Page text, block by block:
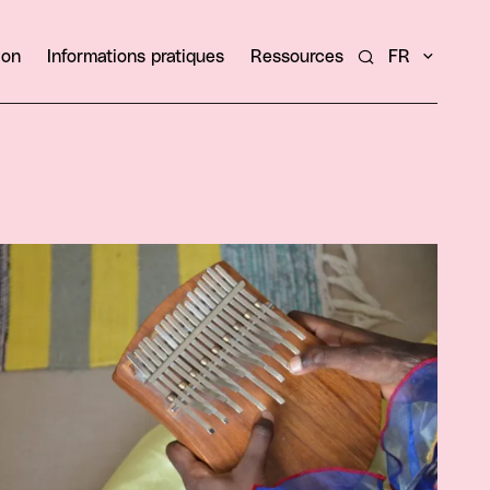
Informations pratiques Ressources Rechercher un
FR